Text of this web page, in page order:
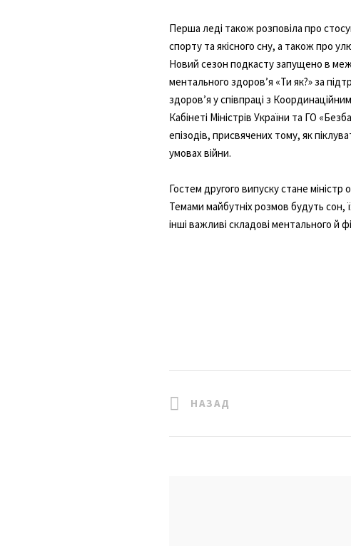
Перша леді також розповіла про
спорту та якісного сну, а також про
Новий сезон подкасту запущено в
ментального здоровʼя «Ти як?» за
здоров’я у співпраці з
Кабінеті Міністрів України та ГО
епізодів, присвячених тому, як
умовах війни.
Гостем другого випуску стане
Темами майбутніх розмов будуть сон,
інші важливі складові ментального й
НАЗАД